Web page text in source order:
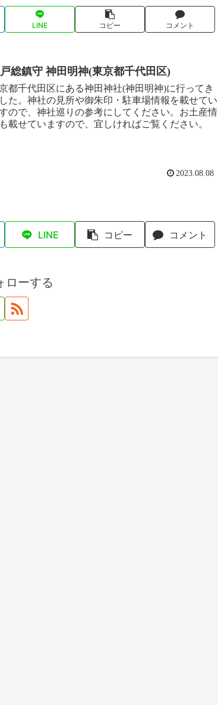
LINE コピー コメント
総鎮守 神田明神(東京都千代田区)
都千代田区にある神田神社(神田明神)に行ってき
た。神社の見所や御朱印・駐車場情報を載せてい
ので、神社巡りの参考にしてください。お土産情
載せていますので、宜しければご覧ください。
2023.08.08
LINE コピー コメント
ローする